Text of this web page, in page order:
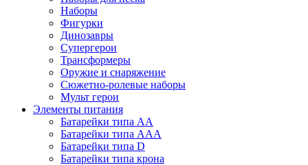
Наборы
Фигурки
Динозавры
Супергерои
Трансформеры
Оружие и снаряжение
Сюжетно-ролевые наборы
Мульт герои
Элементы питания
Батарейки типа АА
Батарейки типа ААА
Батарейки типа D
Батарейки типа крона